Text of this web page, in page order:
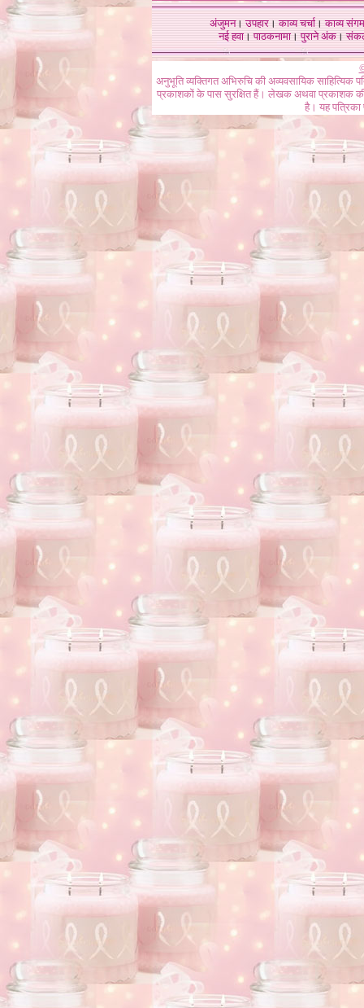
अंजुमन।उपहार।काव्य चर्चा।काव्य संगम
नई हवा। पाठकनामा। पुराने अंक।
अनुभूति व्यक्तिगत अभिरुचि की अव्यवसायिक
प्रकाशकों के पास सुरक्षित हैं। लेखक अथवा प्रकाशक की
है। यह पत्रिका